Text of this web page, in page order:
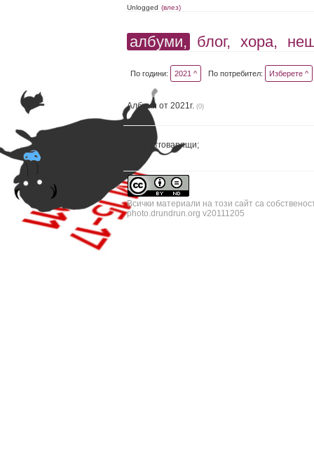
Unlogged (влез)
албуми, блог, хора,
По години: 2021 ^ По потребител: Изберете ^
Албуми от 2021г. (0)
няма отговарящи;
Всички материали на този сайт са
photo.drundrun.org v20111205